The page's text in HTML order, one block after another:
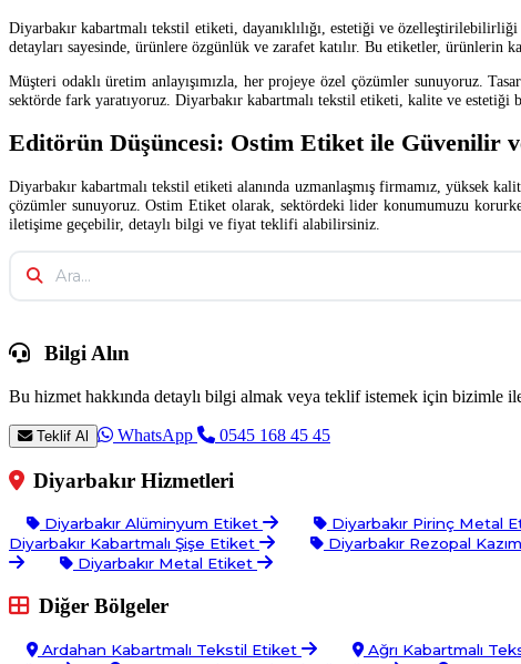
Diyarbakır kabartmalı tekstil etiketi, dayanıklılığı, estetiği ve
detayları sayesinde, ürünlere özgünlük ve zarafet katılır. Bu etiketler, ürünlerin
Müşteri odaklı üretim anlayışımızla, her projeye özel çözümler sunuyoruz.
sektörde fark yaratıyoruz. Diyarbakır kabartmalı tekstil etiketi, kalite ve estetiği
Editörün Düşüncesi: Ostim Etiket ile Güvenilir
Diyarbakır kabartmalı tekstil etiketi alanında uzmanlaşmış firmamız, yüksek
çözümler sunuyoruz. Ostim Etiket olarak, sektördeki lider konumumuzu
iletişime geçebilir, detaylı bilgi ve fiyat teklifi alabilirsiniz.
Bilgi Alın
Bu hizmet hakkında detaylı bilgi almak veya teklif istemek için bizimle
Teklif Al WhatsApp 0545 168 45 45
Diyarbakır Hizmetleri
Diyarbakır Alüminyum Etiket Diyarbakır Pirinç Metal
Diyarbakır Kabartmalı Şişe Etiket
Diyarbakır Rezopal
Diyarbakır Metal Etiket
Diğer Bölgeler
Ardahan Kabartmalı Tekstil Etiket Ağrı Kabartmalı